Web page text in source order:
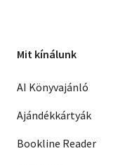
Mit kínálunk
AI Könyvajánló
Ajándékkártyák
Bookline Reader